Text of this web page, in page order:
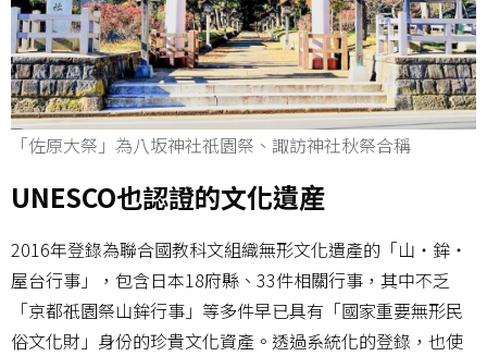
「佐原大祭」為八坂神社祇園祭、諏訪神社秋祭合稱
UNESCO也認證的文化遺産
2016年登錄為聯合國教科文組織無形文化遺產的「山・鉾・
屋台行事」，包含日本18府縣、33件相關行事，其中不乏
「京都祇園祭山鉾行事」等多件早已具有「國家重要無形民
俗文化財」身份的珍貴文化資產。透過系統化的登錄，也使